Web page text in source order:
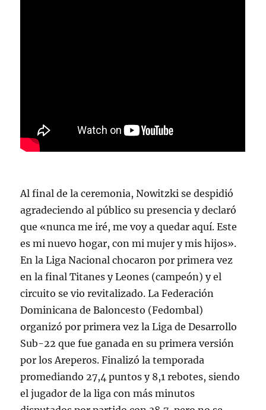
Al final de la ceremonia, Nowitzki se despidió
agradeciendo al público su presencia y declaró
que «nunca me iré, me voy a quedar aquí. Este
es mi nuevo hogar, con mi mujer y mis hijos».
En la Liga Nacional chocaron por primera vez
en la final Titanes y Leones (campeón) y el
circuito se vio revitalizado. La Federación
Dominicana de Baloncesto (Fedombal)
organizó por primera vez la Liga de Desarrollo
Sub-22 que fue ganada en su primera versión
por los Areperos. Finalizó la temporada
promediando 27,4 puntos y 8,1 rebotes, siendo
el jugador de la liga con más minutos